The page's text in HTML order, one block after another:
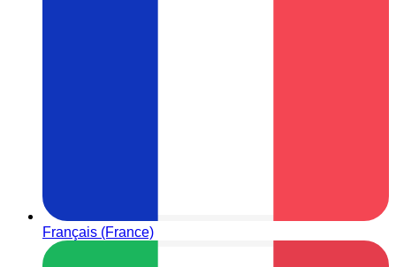
Français (France)